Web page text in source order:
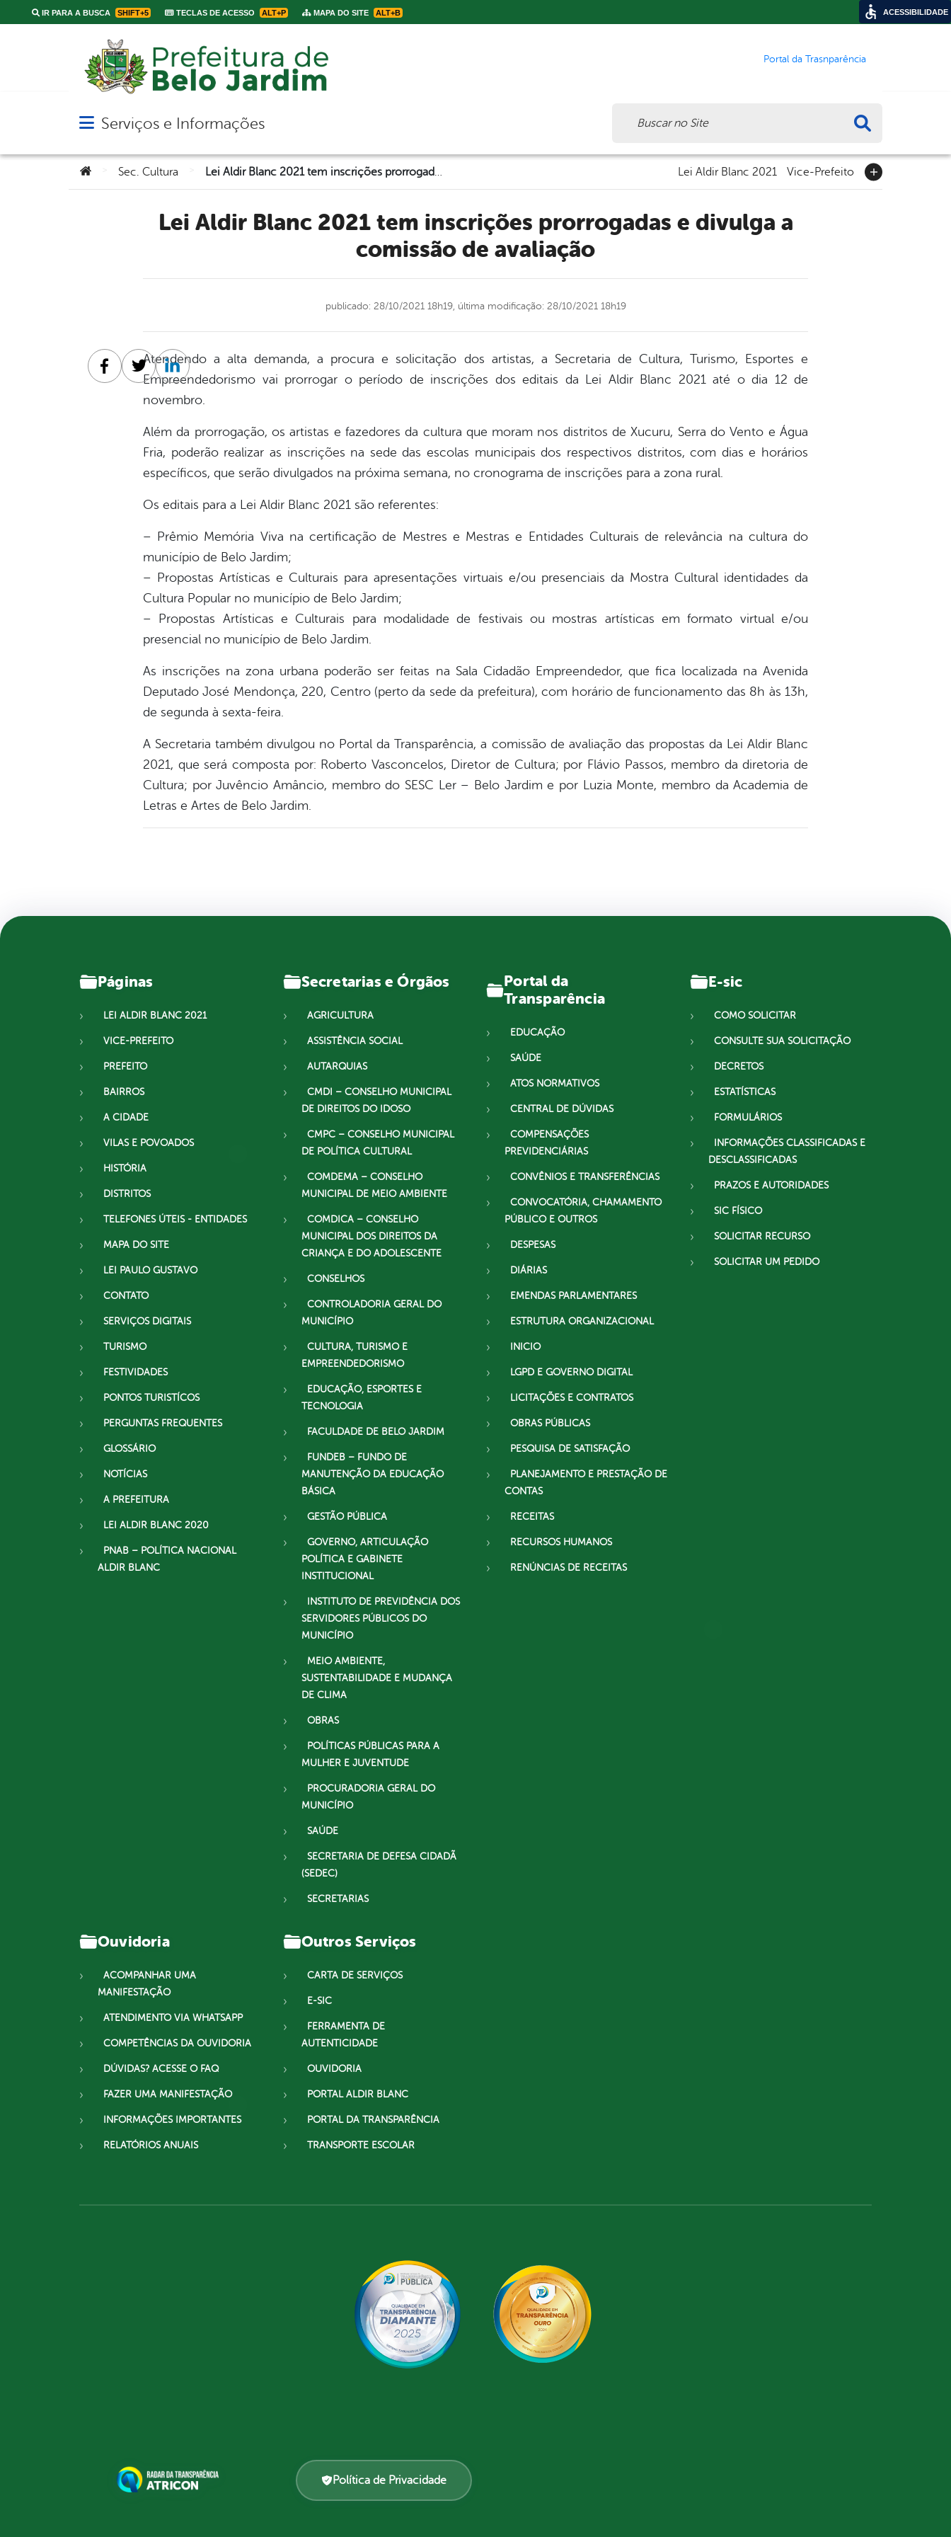
IR PARA A BUSCA SHIFT+5 TECLAS DE ACESSO ALT+P MAPA DO SITE ALT+B
Portal da Trasnparência
Abrir menu principal de navegação
Serviços e Informações
Você está aqui:
Sec. Cultura Lei Aldir Blanc 2021 Vice-Prefeito
Lei Aldir Blanc 2021 tem inscrições prorrogadas e divulga a
comissão de avaliação
publicado: 28/10/2021 18h19, última modificação: 28/10/2021 18h19
Atendendo a alta demanda, a procura e solicitação dos artistas, a Secretaria de Cultura, Turismo, Esportes e
Empreendedorismo vai prorrogar o período de inscrições dos editais da Lei Aldir Blanc 2021 até o dia 12 de
novembro.
Além da prorrogação, os artistas e fazedores da cultura que moram nos distritos de Xucuru, Serra do Vento e Água
Fria, poderão realizar as inscrições na sede das escolas municipais dos respectivos distritos, com dias e horários
específicos, que serão divulgados na próxima semana, no cronograma de inscrições para a zona rural.
Os editais para a Lei Aldir Blanc 2021 são referentes:
– Prêmio Memória Viva na certificação de Mestres e Mestras e Entidades Culturais de relevância na cultura do
município de Belo Jardim;
– Propostas Artísticas e Culturais para apresentações virtuais e/ou presenciais da Mostra Cultural identidades da
Cultura Popular no município de Belo Jardim;
– Propostas Artísticas e Culturais para modalidade de festivais ou mostras artísticas em formato virtual e/ou
presencial no município de Belo Jardim.
As inscrições na zona urbana poderão ser feitas na Sala Cidadão Empreendedor, que fica localizada na Avenida
Deputado José Mendonça, 220, Centro (perto da sede da prefeitura), com horário de funcionamento das 8h às 13h,
de segunda à sexta-feira.
A Secretaria também divulgou no Portal da Transparência, a comissão de avaliação das propostas da Lei Aldir Blanc
2021, que será composta por: Roberto Vasconcelos, Diretor de Cultura; por Flávio Passos, membro da diretoria de
Cultura; por Juvêncio Amâncio, membro do SESC Ler – Belo Jardim e por Luzia Monte, membro da Academia de
Letras e Artes de Belo Jardim.
Facebook
TwitterLinkedin
Páginas
LEI ALDIR BLANC 2021
VICE-PREFEITO
PREFEITO
BAIRROS
A CIDADE
VILAS E POVOADOS
HISTÓRIA
DISTRITOS
TELEFONES ÚTEIS - ENTIDADES
MAPA DO SITE
LEI PAULO GUSTAVO
CONTATO
SERVIÇOS DIGITAIS
TURISMO
FESTIVIDADES
PONTOS TURISTÍCOS
PERGUNTAS FREQUENTES
GLOSSÁRIO
NOTÍCIAS
A PREFEITURA
LEI ALDIR BLANC 2020
PNAB – POLÍTICA NACIONAL
ALDIR BLANC
Secretarias e Órgãos
AGRICULTURA
ASSISTÊNCIA SOCIAL
AUTARQUIAS
CMDI – CONSELHO MUNICIPAL
DE DIREITOS DO IDOSO
CMPC – CONSELHO MUNICIPAL
DE POLÍTICA CULTURAL
COMDEMA – CONSELHO
MUNICIPAL DE MEIO AMBIENTE
COMDICA – CONSELHO
MUNICIPAL DOS DIREITOS DA
CRIANÇA E DO ADOLESCENTE
CONSELHOS
CONTROLADORIA GERAL DO
MUNICÍPIO
CULTURA, TURISMO E
EMPREENDEDORISMO
EDUCAÇÃO, ESPORTES E
TECNOLOGIA
FACULDADE DE BELO JARDIM
FUNDEB – FUNDO DE
MANUTENÇÃO DA EDUCAÇÃO
BÁSICA
GESTÃO PÚBLICA
GOVERNO, ARTICULAÇÃO
POLÍTICA E GABINETE
INSTITUCIONAL
INSTITUTO DE PREVIDÊNCIA DOS
SERVIDORES PÚBLICOS DO
MUNICÍPIO
MEIO AMBIENTE,
SUSTENTABILIDADE E MUDANÇA
DE CLIMA
OBRAS
POLÍTICAS PÚBLICAS PARA A
MULHER E JUVENTUDE
PROCURADORIA GERAL DO
MUNICÍPIO
SAÚDE
SECRETARIA DE DEFESA CIDADÃ
(SEDEC)
SECRETARIAS
Portal da
Transparência
EDUCAÇÃO
SAÚDE
ATOS NORMATIVOS
CENTRAL DE DÚVIDAS
COMPENSAÇÕES
PREVIDENCIÁRIAS
CONVÊNIOS E TRANSFERÊNCIAS
CONVOCATÓRIA, CHAMAMENTO
PÚBLICO E OUTROS
DESPESAS
DIÁRIAS
EMENDAS PARLAMENTARES
ESTRUTURA ORGANIZACIONAL
INICIO
LGPD E GOVERNO DIGITAL
LICITAÇÕES E CONTRATOS
OBRAS PÚBLICAS
PESQUISA DE SATISFAÇÃO
PLANEJAMENTO E PRESTAÇÃO DE
CONTAS
RECEITAS
RECURSOS HUMANOS
RENÚNCIAS DE RECEITAS
E-sic
COMO SOLICITAR
CONSULTE SUA SOLICITAÇÃO
DECRETOS
ESTATÍSTICAS
FORMULÁRIOS
INFORMAÇÕES CLASSIFICADAS E
DESCLASSIFICADAS
PRAZOS E AUTORIDADES
SIC FÍSICO
SOLICITAR RECURSO
SOLICITAR UM PEDIDO
Ouvidoria
ACOMPANHAR UMA
MANIFESTAÇÃO
ATENDIMENTO VIA WHATSAPP
COMPETÊNCIAS DA OUVIDORIA
DÚVIDAS? ACESSE O FAQ
FAZER UMA MANIFESTAÇÃO
INFORMAÇÕES IMPORTANTES
RELATÓRIOS ANUAIS
Outros Serviços
CARTA DE SERVIÇOS
E-SIC
FERRAMENTA DE
AUTENTICIDADE
OUVIDORIA
PORTAL ALDIR BLANC
PORTAL DA TRANSPARÊNCIA
TRANSPORTE ESCOLAR
Política de Privacidade
ACESSIBILIDADE